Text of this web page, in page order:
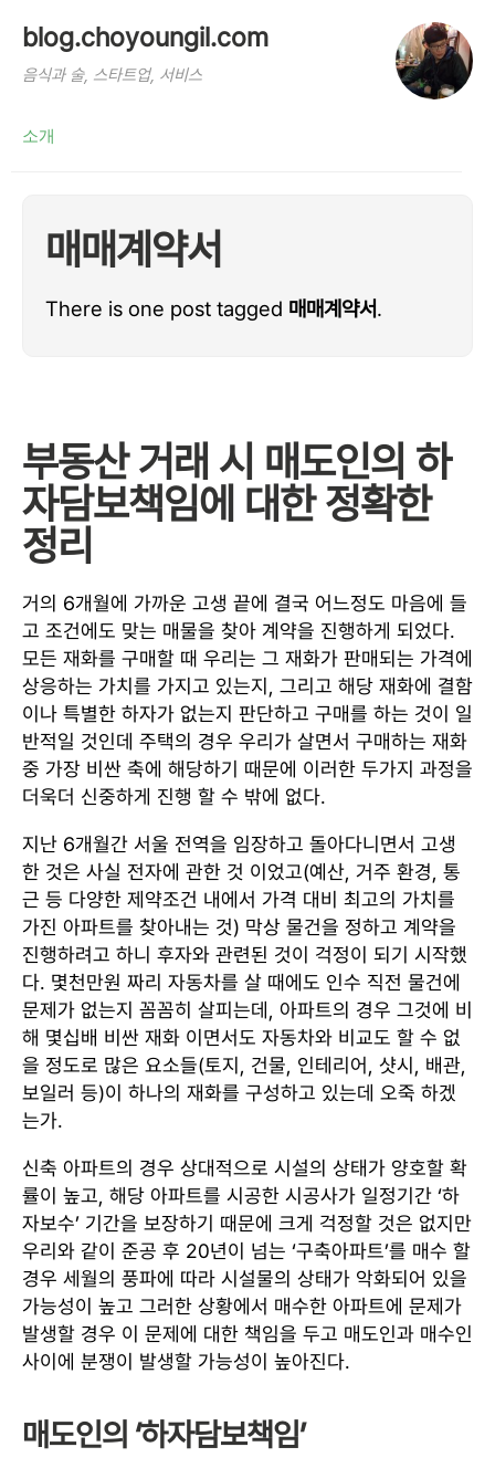
blog.choyoungil.com
음식과 술, 스타트업, 서비스
소개
매매계약서
There is one post tagged 매매계약서.
부동산 거래 시 매도인의 하
자담보책임에 대한 정확한
정리
거의 6개월에 가까운 고생 끝에 결국 어느정도 마음에 들
고 조건에도 맞는 매물을 찾아 계약을 진행하게 되었다.
모든 재화를 구매할 때 우리는 그 재화가 판매되는 가격에
상응하는 가치를 가지고 있는지, 그리고 해당 재화에 결함
이나 특별한 하자가 없는지 판단하고 구매를 하는 것이 일
반적일 것인데 주택의 경우 우리가 살면서 구매하는 재화
중 가장 비싼 축에 해당하기 때문에 이러한 두가지 과정을
더욱더 신중하게 진행 할 수 밖에 없다.
지난 6개월간 서울 전역을 임장하고 돌아다니면서 고생
한 것은 사실 전자에 관한 것 이었고(예산, 거주 환경, 통
근 등 다양한 제약조건 내에서 가격 대비 최고의 가치를
가진 아파트를 찾아내는 것) 막상 물건을 정하고 계약을
진행하려고 하니 후자와 관련된 것이 걱정이 되기 시작했
다. 몇천만원 짜리 자동차를 살 때에도 인수 직전 물건에
문제가 없는지 꼼꼼히 살피는데, 아파트의 경우 그것에 비
해 몇십배 비싼 재화 이면서도 자동차와 비교도 할 수 없
을 정도로 많은 요소들(토지, 건물, 인테리어, 샷시, 배관,
보일러 등)이 하나의 재화를 구성하고 있는데 오죽 하겠
는가.
신축 아파트의 경우 상대적으로 시설의 상태가 양호할 확
률이 높고, 해당 아파트를 시공한 시공사가 일정기간 ‘하
자보수’ 기간을 보장하기 때문에 크게 걱정할 것은 없지만
우리와 같이 준공 후 20년이 넘는 ‘구축아파트’를 매수 할
경우 세월의 풍파에 따라 시설물의 상태가 악화되어 있을
가능성이 높고 그러한 상황에서 매수한 아파트에 문제가
발생할 경우 이 문제에 대한 책임을 두고 매도인과 매수인
사이에 분쟁이 발생할 가능성이 높아진다.
매도인의 ‘하자담보책임’